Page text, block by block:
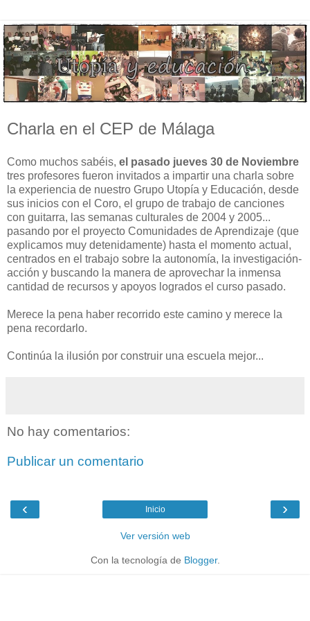
Charla en el CEP de Málaga
Como muchos sabéis, el pasado jueves 30 de Noviembre
tres profesores fueron invitados a impartir una charla sobre
la experiencia de nuestro Grupo Utopía y Educación, desde
sus inicios con el Coro, el grupo de trabajo de canciones
con guitarra, las semanas culturales de 2004 y 2005...
pasando por el proyecto Comunidades de Aprendizaje (que
explicamos muy detenidamente) hasta el momento actual,
centrados en el trabajo sobre la autonomía, la investigación-
acción y buscando la manera de aprovechar la inmensa
cantidad de recursos y apoyos logrados el curso pasado.
Merece la pena haber recorrido este camino y merece la
pena recordarlo.
Continúa la ilusión por construir una escuela mejor...
No hay comentarios:
Publicar un comentario
‹ ›
Inicio
Ver versión web
Con la tecnología de Blogger.